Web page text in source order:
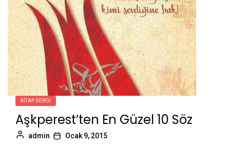
KITAP DERGI
Aşkperest’ten En Güzel 10 Söz
admin Ocak 9, 2015